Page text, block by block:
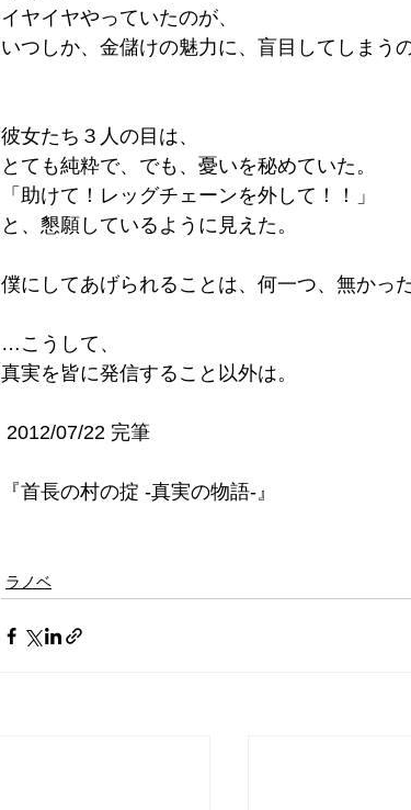
イヤイヤやっていたのが、
いつしか、金儲けの魅力に、盲目してしまうの
彼女たち３人の目は、
とても純粋で、でも、憂いを秘めていた。
「助けて！レッグチェーンを外して！！」
と、懇願しているように見えた。
僕にしてあげられることは、何一つ、無かった
…こうして、
真実を皆に発信すること以外は。
2012/07/22 完筆
『首長の村の掟 -真実の物語-』
ラノベ